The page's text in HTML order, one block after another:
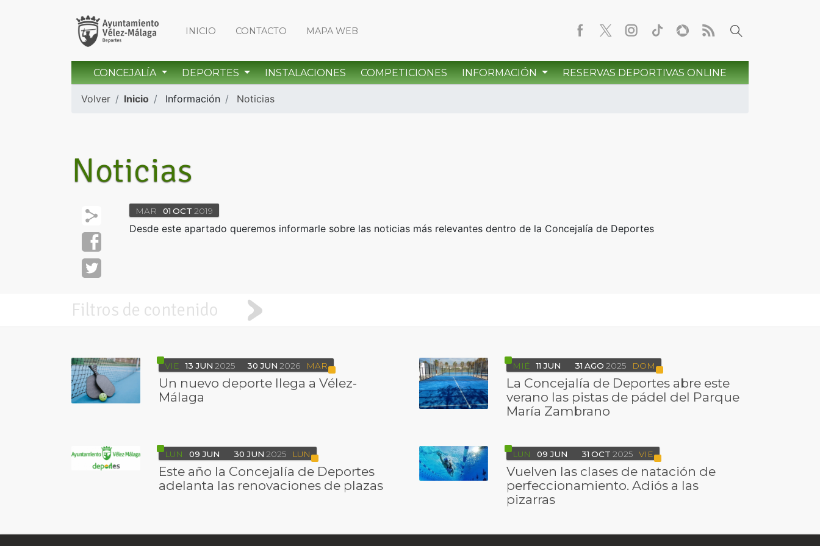
INICIO CONTACTO MAPA WEB
CONCEJALÍA DEPORTES INSTALACIONES COMPETICIONES INFORMACIÓN RESERVAS DEPORTIVAS ONLINE
Volver Inicio Información Noticias
Noticias
MAR 01 OCT 2019
Desde este apartado queremos informarle sobre las noticias más relevantes dentro de la Concejalía de Deportes
Filtros de contenido
VIE 13 JUN 2025 30 JUN 2026 MAR
Un nuevo deporte llega a Vélez-
Málaga
MIÉ 11 JUN 31 AGO 2025 DOM
La Concejalía de Deportes abre este
verano las pistas de pádel del Parque
María Zambrano
LUN 09 JUN 30 JUN 2025 LUN
Este año la Concejalía de Deportes
adelanta las renovaciones de plazas
LUN 09 JUN 31 OCT 2025 VIE
Vuelven las clases de natación de
perfeccionamiento. Adiós a las
pizarras